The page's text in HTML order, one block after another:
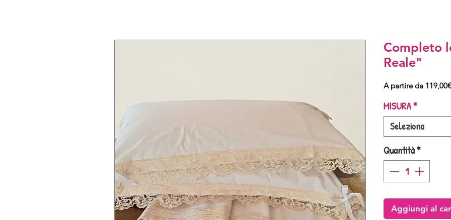
Completo
Reale"
A partire da 119,00€
MISURA*
Seleziona
Quantità*
Aggiungi al